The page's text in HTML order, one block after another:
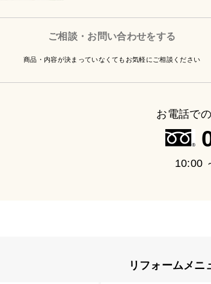
ご相談・お問い合わせをする
商品・内容が決まっていなくてもお気軽にご相談ください
お電話で
10:00
リフォームメニ